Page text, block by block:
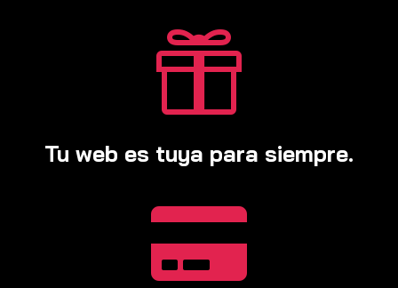

Tu web es tuya para siempre.
